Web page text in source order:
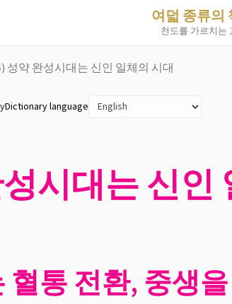
여덟 종류의
천도를 가르치는
성약 완성시대는 신인 일체의 시대
Dictionary language
시대는 신인
통 전환, 중생